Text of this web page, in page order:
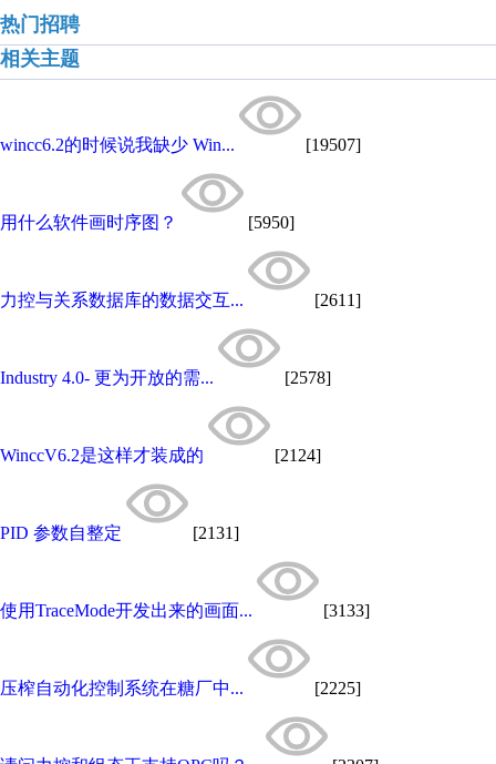
热门招聘
相关主题
wincc6.2的时候说我缺少 Win... [19507]
用什么软件画时序图？ [5950]
力控与关系数据库的数据交互... [2611]
Industry 4.0- 更为开放的需... [2578]
WinccV6.2是这样才装成的 [2124]
PID 参数自整定 [2131]
使用TraceMode开发出来的画面... [3133]
压榨自动化控制系统在糖厂中... [2225]